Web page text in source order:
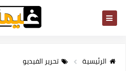
الرئيسية تحرير الفيديو